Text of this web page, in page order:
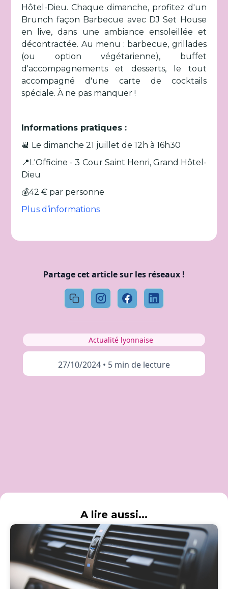
Hôtel-Dieu. Chaque dimanche, profitez d'un
Brunch façon Barbecue avec DJ Set House
en live, dans une ambiance ensoleillée et
décontractée. Au menu : barbecue, grillades
(ou option végétarienne), buffet
d'accompagnements et desserts, le tout
accompagné d'une carte de cocktails
spéciale. À ne pas manquer !
Informations pratiques :
📆 Le dimanche 21 juillet de 12h à 16h30
📍L'Officine - 3 Cour Saint Henri, Grand Hôtel-
Dieu
💰42 € par personne
Plus d’informations
Partage cet article sur les réseaux !
Actualité lyonnaise
27/10/2024 • 5 min de lecture
A lire aussi...